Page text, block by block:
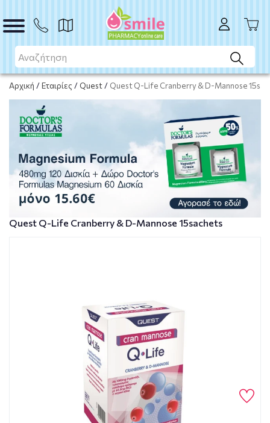
Αρχική /Εταιρίες / Quest / Quest Q-Life Cranberry & D-Mannose
ΑΓΟΡΑ
Quest Q-Life Cranberry & D-Mannose 15sachets